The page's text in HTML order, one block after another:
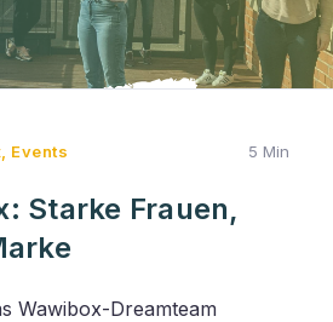
Events 5 Min
Starke Frauen,
Wawibox-Dreamteam